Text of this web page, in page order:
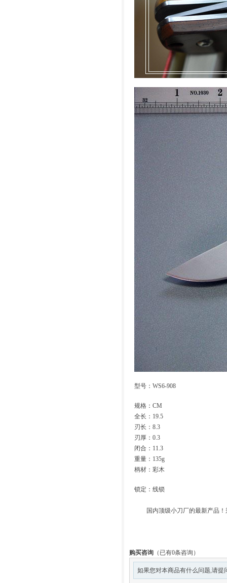
型号： WS6-908
规格：CM
全长：19.5
刃长：8.3
刃厚：0.3
闭合：11.3
重量：135g
柄材：彩木
锁定：线锁
国内顶级小刀厂的最新产品！
购买咨询 （已有0条咨询）
如果您对本商品有什么问题,请提